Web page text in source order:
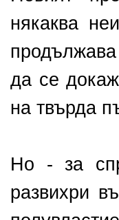
някаква
да се
на твърда
Но - за
развихри